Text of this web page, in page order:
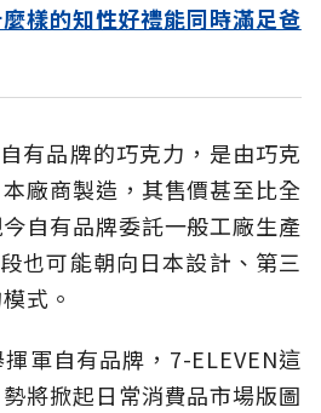
樣的知性好禮能同時滿足爸
有品牌的巧克力，是由巧克
廠商製造，其售價甚至比全
自有品牌委託一般工廠生產
也可能朝向日本設計、第三
式。
軍自有品牌，7-ELEVEN這
將掀起日常消費品市場版圖